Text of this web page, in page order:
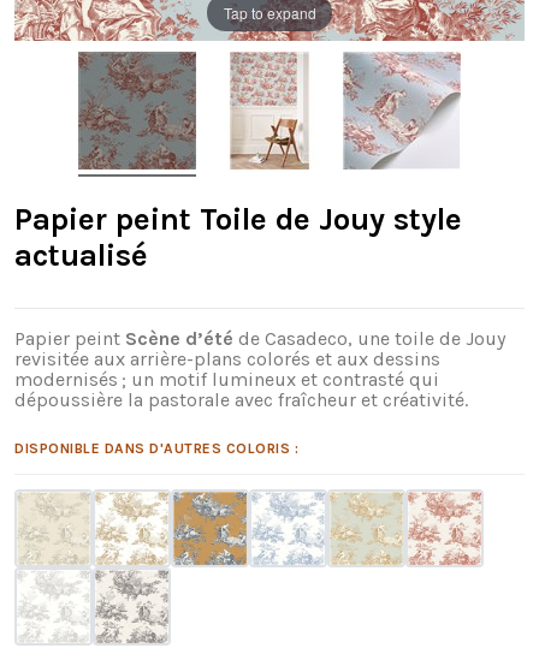
Tap to expand
Papier peint Toile de Jouy style
actualisé
Papier peint Scène d’été de Casadeco, une toile de Jouy
revisitée aux arrière-plans colorés et aux dessins
modernisés ; un motif lumineux et contrasté qui
dépoussière la pastorale avec fraîcheur et créativité.
DISPONIBLE DANS D'AUTRES COLORIS :